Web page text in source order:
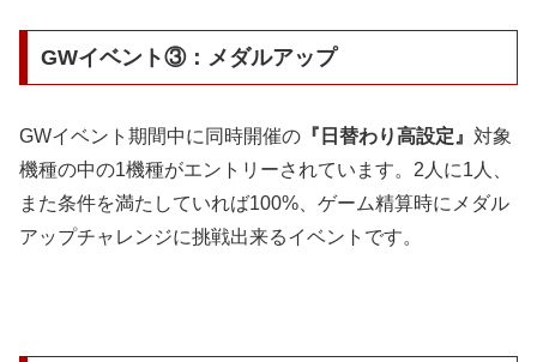
GWイベント③：メダルアップ
GWイベント期間中に同時開催の 『日替わり高設定』 対象
機種の中の1機種がエントリーされています。 2人に1人、
また条件を満たしていれば100%、ゲーム精算時にメダル
アップチャレンジに挑戦出来るイベントです。